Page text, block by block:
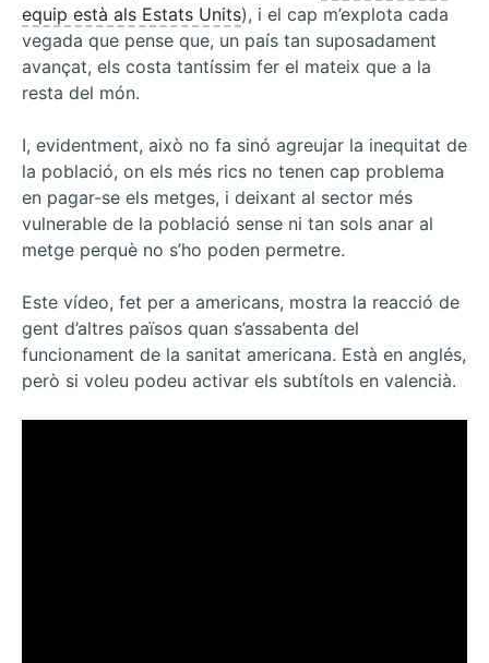
equip està als Estats Units), i el cap m’explota cada
vegada que pense que, un país tan suposadament
avançat, els costa tantíssim fer el mateix que a la
resta del món.
I, evidentment, això no fa sinó agreujar la inequitat de
la població, on els més rics no tenen cap problema
en pagar-se els metges, i deixant al sector més
vulnerable de la població sense ni tan sols anar al
metge perquè no s’ho poden permetre.
Este vídeo, fet per a americans, mostra la reacció de
gent d’altres països quan s’assabenta del
funcionament de la sanitat americana. Està en anglés,
però si voleu podeu activar els subtítols en valencià.